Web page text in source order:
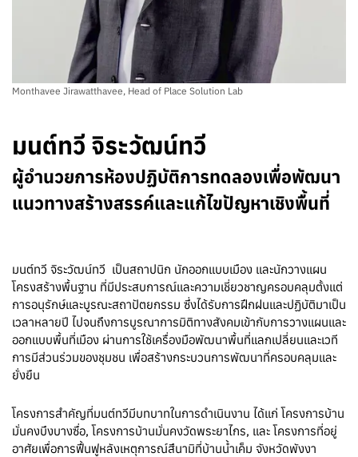
มนต์ทวี จิระวัฒน์ทวี
ผู้อำนวยการห้องปฏิบัติการทดลองเพื่อพัฒนา
แนวทางสร้างสรรค์และแก้ไขปัญหาเชิงพื้นที่
มนต์ทวี จิระวัฒน์ทวี เป็นสถาปนิก นักออกแบบเมือง และนักวางแผน
โครงสร้างพื้นฐาน ที่มีประสบการณ์และความเชี่ยวชาญครอบคลุมตั้งแต่
การอนุรักษ์และบูรณะสถาปัตยกรรม ซึ่งได้รับการฝึกฝนและปฏิบัติมาเป็น
เวลาหลายปี ไปจนถึงการบูรณาการมิติทางสังคมเข้ากับการวางแผนและ
ออกแบบพื้นที่เมือง ผ่านการใช้เครื่องมือพัฒนาพื้นที่แลกเปลี่ยนและเวที
การมีส่วนร่วมของชุมชน เพื่อสร้างกระบวนการพัฒนาที่ครอบคลุมและ
ยั่งยืน
โครงการสำคัญที่มนต์ทวีมีบทบาทในการดำเนินงาน ได้แก่ โครงการบ้าน
มั่นคงบึงบางซื่อ, โครงการบ้านมั่นคงวัดพระยาไกร, และ โครงการที่อยู่
อาศัยเพื่อการฟื้นฟูหลังเหตุการณ์สึนามิที่บ้านน้ำเค็ม จังหวัดพังงา
Monthavee Jirawatthavee, Head of Place Solution Lab